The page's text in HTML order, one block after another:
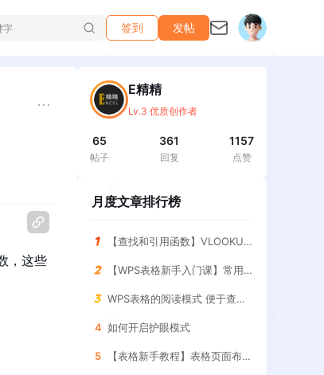
签到 发帖
，这些
E精精
Lv.3 优质创作者
65
帖子
361
回复
1157
点赞
月度文章排行榜
【查找和引用函数】VLOOKUP函数 查询指定条件的结果
【WPS表格新手入门课】常用求和函数 SUM函数
WPS表格的阅读模式 便于查找表格
4 如何开启护眼模式
5 【表格新手教程】表格页面布局 调整与设置